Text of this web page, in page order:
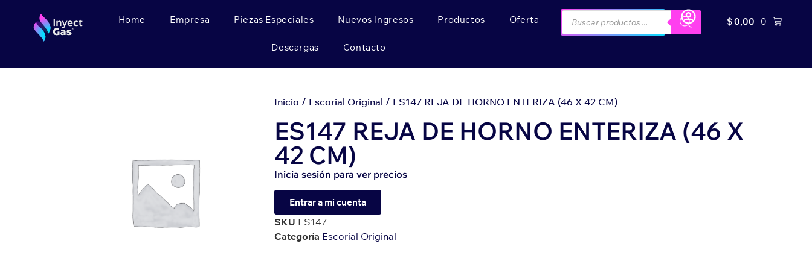
Home Empresa Piezas Especiales Nuevos Ingresos Productos Oferta
Descargas Contacto
$0,00 0
Inicio / Escorial Original / ES147 REJA DE HORNO ENTERIZA (46 X 42 CM)
ES147 REJA DE HORNO ENTERIZA (46 X
42 CM)
Inicia sesión para ver precios
Entrar a mi cuenta
SKU ES147
Categoría Escorial Original